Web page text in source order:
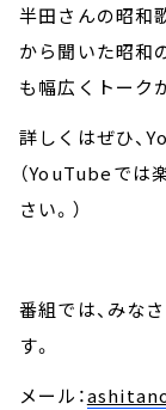
半田さんの昭和
から聞いた昭和
も幅広くトーク
詳しくはぜひ、
（YouTubeでは
さい。）
番組では、みな
す。
メール：